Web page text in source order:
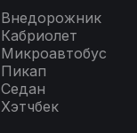
Внедорожник
Кабриолет
Микроавтобус
Пикап
Седан
Хэтчбек